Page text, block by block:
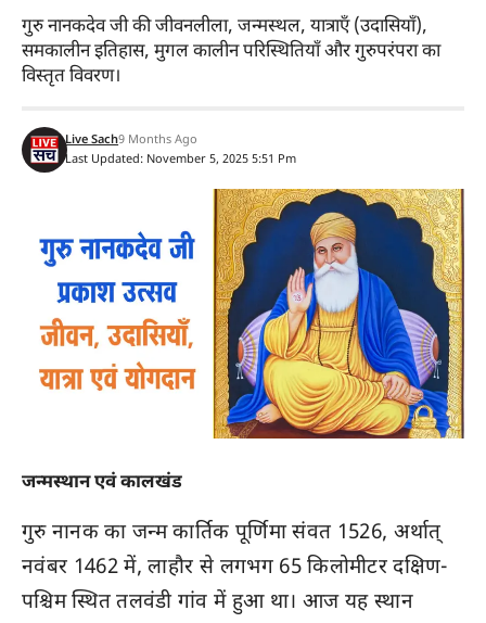
गुरु नानकदेव जी की जीवनलीला, जन्मस्थल, यात्राएँ (उदासियाँ),
समकालीन इतिहास, मुगल कालीन परिस्थितियाँ और गुरुपरंपरा का
विस्तृत विवरण।
Last Updated: November 5, 2025 5:51 Pm
Live Sach9 Months Ago
जन्मस्थान एवं कालखंड
गुरु नानक का जन्म कार्तिक पूर्णिमा संवत 1526, अर्थात्
नवंबर 1462 में, लाहौर से लगभग 65 किलोमीटर दक्षिण-
पश्चिम स्थित तलवंडी गांव में हुआ था। आज यह स्थान